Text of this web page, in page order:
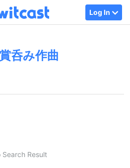
Log In
呑み作曲
Search Result